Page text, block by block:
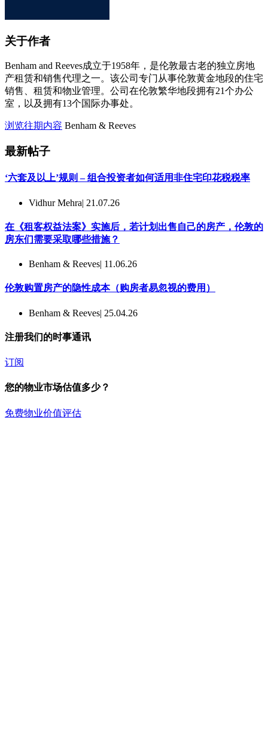
关于作者
Benham and Reeves成立于1958年，是伦敦最古老的独立房地
产租赁和销售代理之一。该公司专门从事伦敦黄金地段的住宅
销售、租赁和物业管理。公司在伦敦繁华地段拥有21个办公
室，以及拥有13个国际办事处。
浏览往期内容 Benham & Reeves
最新帖子
‘六套及以上’规则 – 组合投资者如何适用非住宅印花税税率
Vidhur Mehra| 21.07.26
在《租客权益法案》实施后，若计划出售自己的房产，伦敦的
房东们需要采取哪些措施？
Benham & Reeves| 11.06.26
伦敦购置房产的隐性成本（购房者易忽视的费用）
Benham & Reeves| 25.04.26
注册我们的时事通讯
订阅
您的物业市场估值多少？
免费物业价值评估